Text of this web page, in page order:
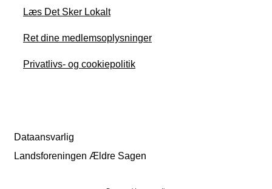
Læs Det Sker Lokalt
Ret dine medlemsoplysninger
Privatlivs- og cookiepolitik
Dataansvarlig
Landsforeningen Ældre Sagen